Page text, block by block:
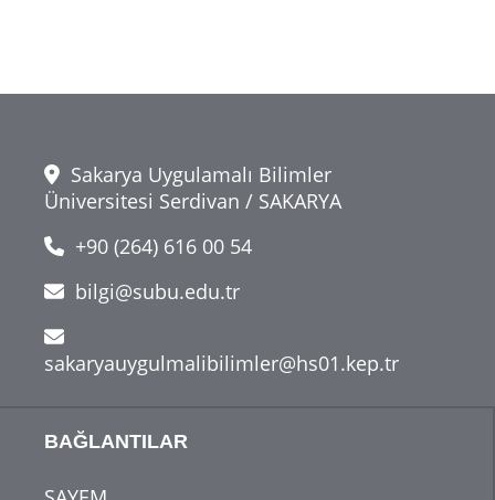
Sakarya Uygulamalı Bilimler
Üniversitesi Serdivan / SAKARYA
+90 (264) 616 00 54
bilgi@subu.edu.tr
sakaryauygulmalibilimler@hs01.kep.tr
BAĞLANTILAR